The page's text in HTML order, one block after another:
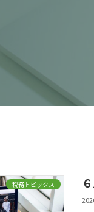
税務トピックス